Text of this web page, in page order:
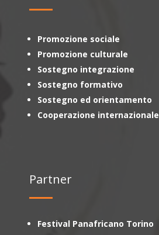
Promozione sociale
Promozione culturale
Sostegno integrazione
Sostegno formativo
Sostegno ed orientamento
Cooperazione internazionale
Partner
Festival Panafricano Torino